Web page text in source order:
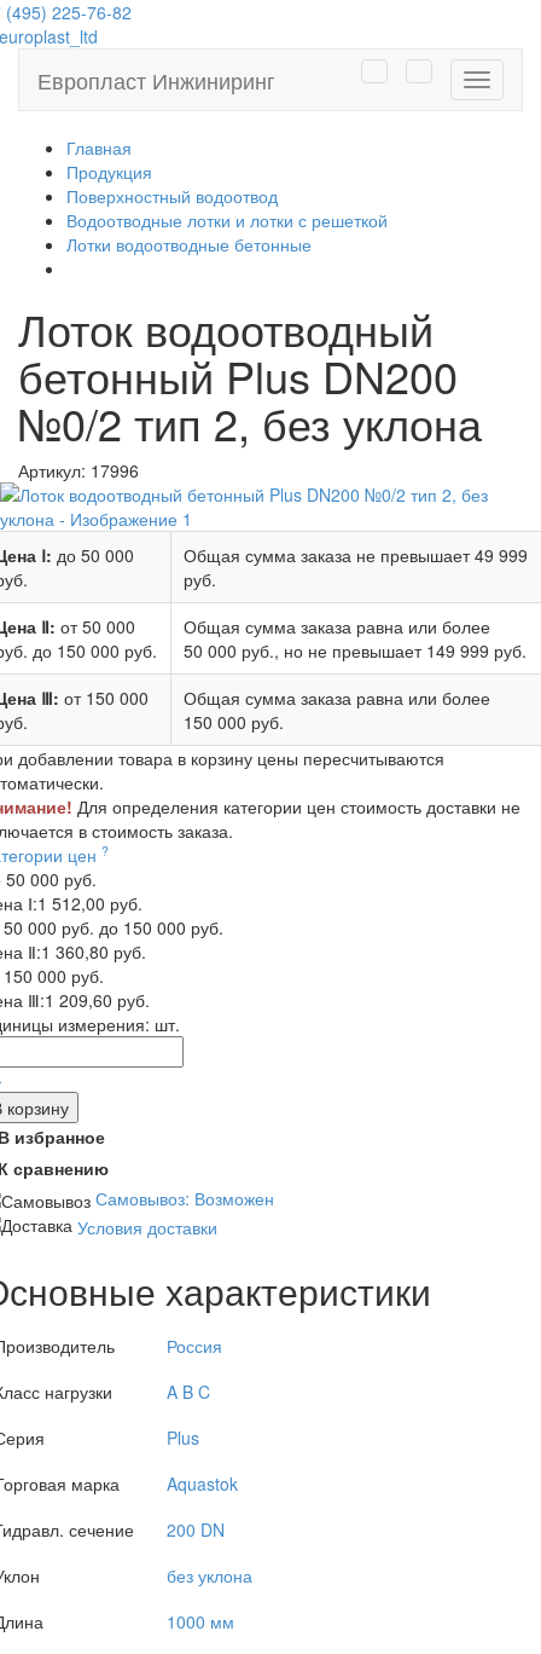
(495) 225-76-82
Европласт Инжиниринг
Главная
Продукция
Поверхностный водоотвод
Водоотводные лотки и лотки с решеткой
Лотки водоотводные бетонные
Лоток водоотводный
бетонный Plus DN200
№0/2 тип 2, без уклона
Артикул: 17996
Ⅰ: до 50 000
Общая сумма заказа не превышает49 999
руб.
Ⅱ: от 50 000
до 150 000 руб.
Общая сумма заказа равна или более
50 000 руб., но не превышает 149 999 руб.
Ⅲ: от 150 000
Общая сумма заказа равна или более
150 000 руб.
добавлении товара в корзину цены пересчитываются
Для определения категории цен стоимость доставки не
в стоимость заказа.
цен ?
50 000 руб.
Ⅰ:1 512,00 руб.
50 000 руб. до 150 000 руб.
Ⅱ:1 360,80 руб.
150 000 руб.
Ⅲ:1 209,60 руб.
измерения: шт.
корзину
избранное
сравнению
Самовывоз: Возможен
Условия доставки
характеристики
Россия
нагрузки
A B C
Plus
марка
Aquastok
сечение
200 DN
без уклона
1000 мм